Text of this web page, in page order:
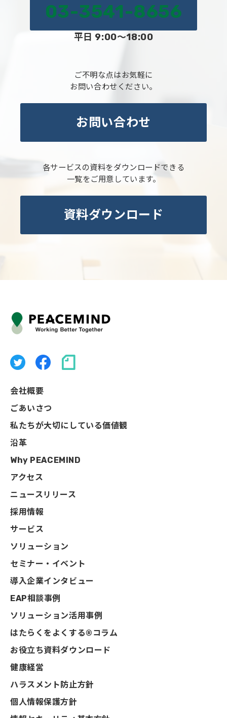
03-3541-8656
平日 9:00～18:00
ご不明な点はお気軽に
お問い合わせください。
お問い合わせ
各サービスの資料をダウンロードできる
一覧をご用意しています。
資料ダウンロード
会社概要
ごあいさつ
私たちが大切にしている価値観
沿革
Why PEACEMIND
アクセス
ニュースリリース
採用情報
サービス
ソリューション
セミナー・イベント
導入企業インタビュー
EAP相談事例
ソリューション活用事例
はたらくをよくする®コラム
お役立ち資料ダウンロード
健康経営
ハラスメント防止方針
個人情報保護方針